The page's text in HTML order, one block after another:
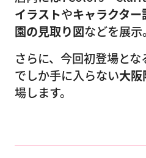
イラストやキャラクタ
園の見取り図などを展示。
さらに、今回初登場と
でしか手に入らない大阪
場します。